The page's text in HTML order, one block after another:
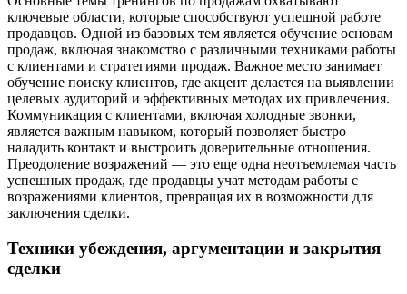
ключевые области, которые способствуют успешной работе
продавцов. Одной из базовых тем является обучение основам
продаж, включая знакомство с различными техниками работы
с клиентами и стратегиями продаж. Важное место занимает
обучение поиску клиентов, где акцент делается на выявлении
целевых аудиторий и эффективных методах их привлечения.
Коммуникация с клиентами, включая холодные звонки,
является важным навыком, который позволяет быстро
наладить контакт и выстроить доверительные отношения.
Преодоление возражений — это еще одна неотъемлемая часть
успешных продаж, где продавцы учат методам работы с
возражениями клиентов, превращая их в возможности для
заключения сделки.
Техники убеждения, аргументации и закрытия
сделки